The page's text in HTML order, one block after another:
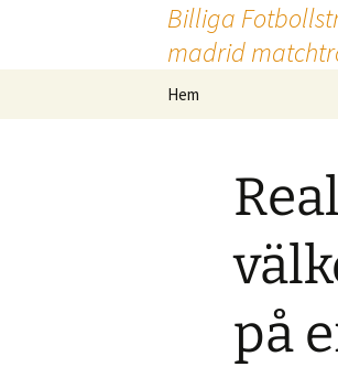
Billiga
madrid
Hem
på